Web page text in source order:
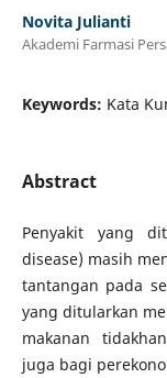
Novita Julianti
Akademi Farmasi
Keywords: Kata
Abstract
Penyakit yang
disease) masih
tantangan pada
yang ditularkan
makanan
juga bagi